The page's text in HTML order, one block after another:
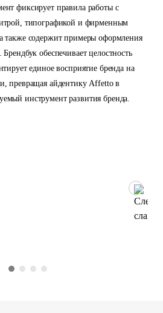
фиксирует правила работы с
типографикой и фирменным
также содержит примеры оформления
обеспечивает целостность
единое восприятие бренда на
превращая айдентику Affetto в
инструмент развития бренда.